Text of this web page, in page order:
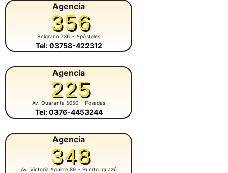
Agencia
356
Belgrano 736 - Apóstoles
Tel: 03758-422312
Agencia
225
Av. Quaranta 5050 - Posadas
Tel: 0376-4453244
Agencia
348
Av. Victoria Aguirre 89 - Puerto Iguazú